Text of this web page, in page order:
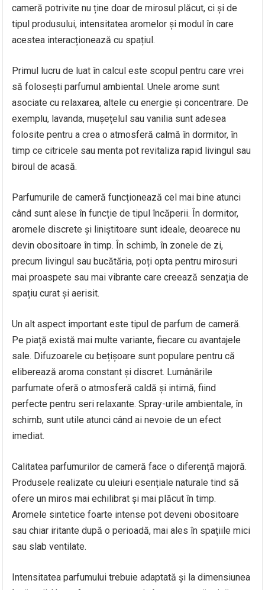
cameră potrivite nu ține doar de mirosul plăcut, ci și de
tipul produsului, intensitatea aromelor și modul în care
acestea interacționează cu spațiul.
Primul lucru de luat în calcul este scopul pentru care vrei
să folosești parfumul ambiental. Unele arome sunt
asociate cu relaxarea, altele cu energie și concentrare. De
exemplu, lavanda, mușețelul sau vanilia sunt adesea
folosite pentru a crea o atmosferă calmă în dormitor, în
timp ce citricele sau menta pot revitaliza rapid livingul sau
biroul de acasă.
Parfumurile de cameră funcționează cel mai bine atunci
când sunt alese în funcție de tipul încăperii. În dormitor,
aromele discrete și liniștitoare sunt ideale, deoarece nu
devin obositoare în timp. În schimb, în zonele de zi,
precum livingul sau bucătăria, poți opta pentru mirosuri
mai proaspete sau mai vibrante care creează senzația de
spațiu curat și aerisit.
Un alt aspect important este tipul de parfum de cameră.
Pe piață există mai multe variante, fiecare cu avantajele
sale. Difuzoarele cu bețișoare sunt populare pentru că
eliberează aroma constant și discret. Lumânările
parfumate oferă o atmosferă caldă și intimă, fiind
perfecte pentru seri relaxante. Spray-urile ambientale, în
schimb, sunt utile atunci când ai nevoie de un efect
imediat.
Calitatea parfumurilor de cameră face o diferență majoră.
Produsele realizate cu uleiuri esențiale naturale tind să
ofere un miros mai echilibrat și mai plăcut în timp.
Aromele sintetice foarte intense pot deveni obositoare
sau chiar iritante după o perioadă, mai ales în spațiile mici
sau slab ventilate.
Intensitatea parfumului trebuie adaptată și la dimensiunea